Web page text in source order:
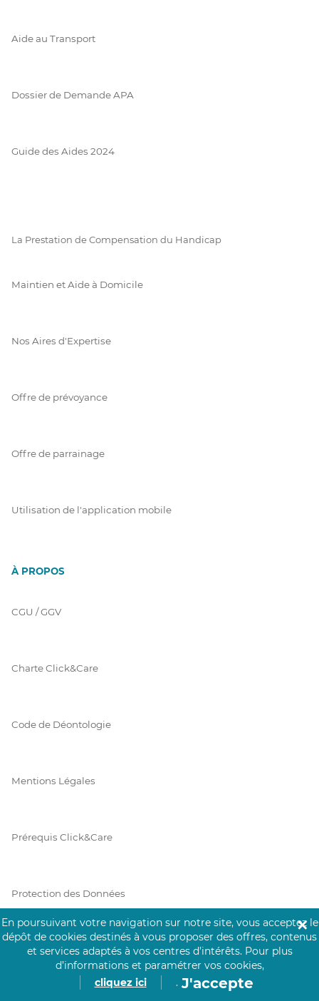
Aide au Transport
Dossier de Demande APA
Guide des Aides 2024
La Prestation de Compensation du Handicap
Maintien et Aide à Domicile
Nos Aires d'Expertise
Offre de prévoyance
Offre de parrainage
Utilisation de l'application mobile
À PROPOS
CGU / GGV
Charte Click&Care
Code de Déontologie
Mentions Légales
Prérequis Click&Care
Protection des Données
Vie Privée
En poursuivant votre navigation sur notre site, vous acceptez le
dépôt de cookies destinés à vous proposer des offres, contenus
et services adaptés à vos centres d’intérêts. Pour plus
d’informations et paramétrer vos cookies,
cliquez ici
. J'accepte
✕